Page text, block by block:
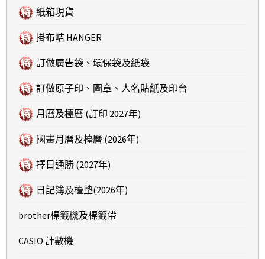
紙箱現貨
掛布咭 HANGER
訂做廣告袋、環保袋及紙袋
訂做原子印、圖章、人名貼紙及印台
月曆及檯曆 (訂印 2027年)
國畫月曆及檯曆 (2026年)
擇日通勝 (2027年)
日記簿及檯墊(2026年)
brother標籤機及標籤帶
CASIO 計數機